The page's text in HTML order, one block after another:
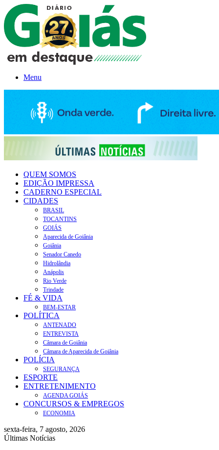
Menu
QUEM SOMOS
EDIÇÃO IMPRESSA
CADERNO ESPECIAL
CIDADES
BRASIL
TOCANTINS
GOIÁS
Aparecida de Goiânia
Goiânia
Senador Canedo
Hidrolândia
Anápolis
Rio Verde
Trindade
FÉ & VIDA
BEM-ESTAR
POLÍTICA
ANTENADO
ENTREVISTA
Câmara de Goiânia
Câmara de Aparecida de Goiânia
POLÍCIA
SEGURANÇA
ESPORTE
ENTRETENIMENTO
AGENDA GOIÁS
CONCURSOS & EMPREGOS
ECONOMIA
sexta-feira, 7 agosto, 2026
Últimas Notícias